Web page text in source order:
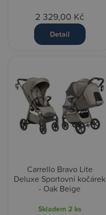
2 329,00 Kč
Detail
Carrello Bravo Lite
Deluxe Sportovní kočárek
- Oak Beige
Skladem 2 ks